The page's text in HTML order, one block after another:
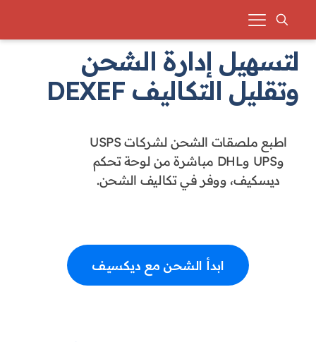
لتسهيل إدارة الشحن
وتقليل التكاليف DEXEF
اطبع ملصقات الشحن لشركات USPS
وUPS وDHL مباشرة من لوحة تحكم
ديسكيف، ووفر في تكاليف الشحن.
ابدأ الشحن مع ديكسيف